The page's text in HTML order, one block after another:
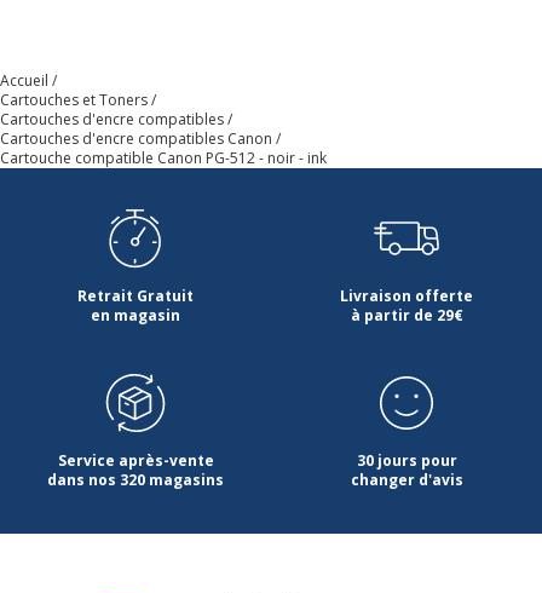
Accueil
Cartouches et Toners
Cartouches d'encre compatibles
Cartouches d'encre compatibles Canon
Cartouche compatible Canon PG-512 - noir - ink
Retrait Gratuit
en magasin
Livraison offerte
à partir de 29€
Service après-vente
dans nos 320 magasins
30 jours pour
changer d'avis